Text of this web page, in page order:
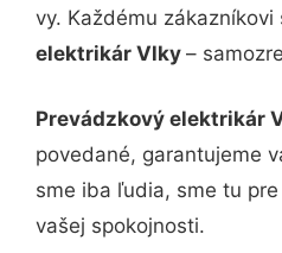
vy. Každému
elektrikár Vlky –
Prevádzkový elektrikár
povedané, garantujeme
sme iba ľudia, sme tu
vašej spokojnosti.